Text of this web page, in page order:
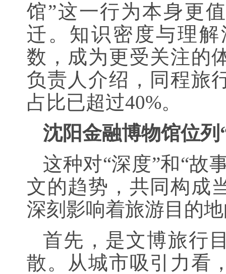
馆”这一行为本身更
迁。知识密度与理
数，成为更受关注的
负责人介绍，同程旅
占比已超过40%。
沈阳金融博物馆位列
这种对“深度”和“故
文的趋势，共同构成
深刻影响着旅游目的
首先，是文博旅行
散。从城市吸引力看